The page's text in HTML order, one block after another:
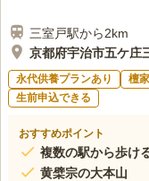
三室戸駅から2km
京都府宇治市五ケ庄
永代供養プランあり 檀
生前申込できる
おすすめポイント
複数の駅から歩け
黄檗宗の大本山